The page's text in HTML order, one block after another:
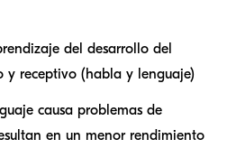
del desarrollo del
y receptivo (habla y lenguaje)
causa problemas de
en un menor rendimiento